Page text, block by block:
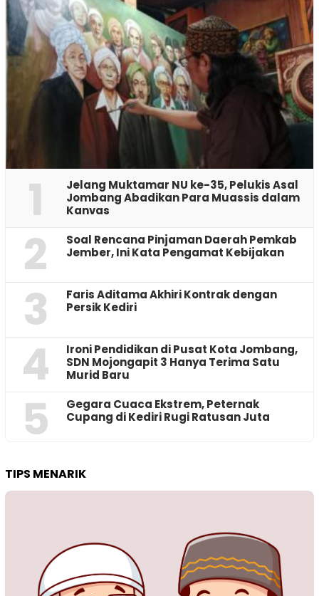
1
Jelang Muktamar NU ke-35, Pelukis Asal
Jombang Abadikan Para Muassis dalam
Kanvas
2
‎Soal Rencana Pinjaman Daerah Pemkab
Jember, Ini Kata Pengamat Kebijakan ‎
3
Faris Aditama Akhiri Kontrak dengan
Persik Kediri
4
Ironi Pendidikan di Pusat Kota Jombang,
SDN Mojongapit 3 Hanya Terima Satu
Murid Baru
5
‎Gegara Cuaca Ekstrem, Peternak
Cupang di Kediri Rugi Ratusan Juta
TIPS MENARIK